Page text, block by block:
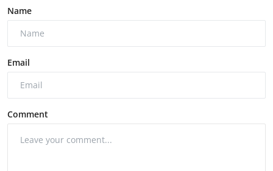
Name
Email
Comment